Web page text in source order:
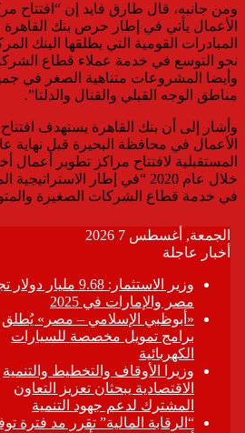
ومن جانبه، قال طارق فايد إن “افتتاح
الأعمال يأتي في إطار حرص بنك
المبادرات القومية التي يطلقها البنك
نحو التوسع في خدمة عملاء قطاع
وأيضا المشروعات متناهية الصغر في
مناطق الوجه القبلي والقنال والدلتا”.
وأشار إلى أن بنك القاهرة يستهدف
المستقبلية لافتتاح مراكز تطوير
خلال عام 2020 “في إطار
في خدمة قطاع الشركات الصغيرة